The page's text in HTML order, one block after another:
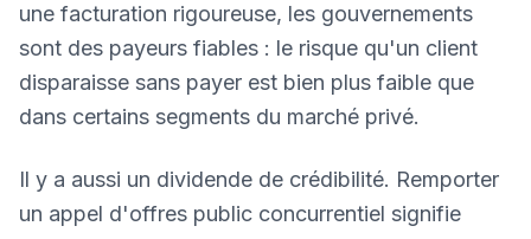
une facturation rigoureuse, les gouvernements
sont des payeurs fiables : le risque qu'un client
disparaisse sans payer est bien plus faible que
dans certains segments du marché privé.
Il y a aussi un dividende de crédibilité. Remporter
un appel d'offres public concurrentiel signifie